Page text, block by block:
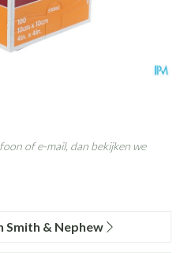
of e-mail, dan bekijken we
Smith & Nephew